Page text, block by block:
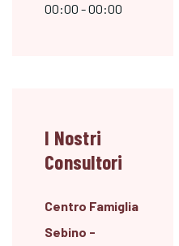
00:00 - 00:00
I Nostri
Consultori
Centro Famiglia
Sebino -